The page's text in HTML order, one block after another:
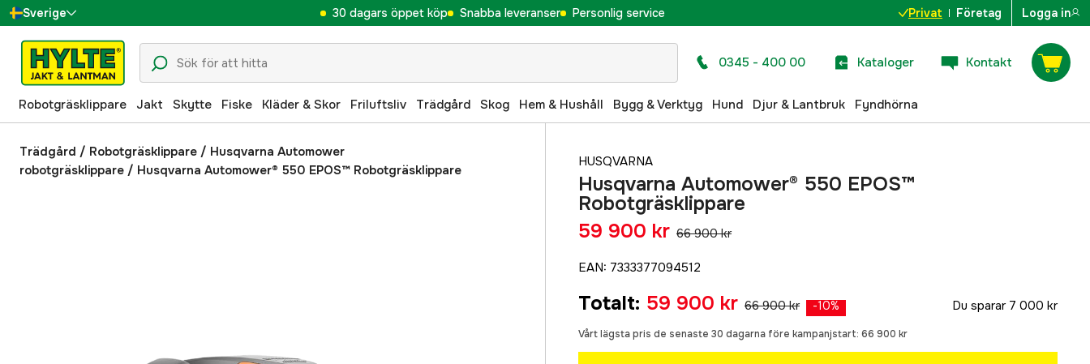
Sverige
Danmark
Suomi
Norge
Deutschland
30 dagars öppet köp Snabba leveranser Personlig service Privat Företag Logga in
0345 - 400 00 Kataloger Kontakt
Robotgräsklippare Jakt Skytte Fiske Kläder & Skor Friluftsliv Trädgård Skog Hem & Hushåll Bygg & Verktyg Hund Djur & Lantbruk Fyndhörna
Trädgård / Robotgräsklippare / Husqvarna Automower
robotgräsklippare / Husqvarna Automower® 550 EPOS™ Robotgräsklippare
HUSQVARNA
Husqvarna Automower® 550 EPOS™
Robotgräsklippare
59 900 kr 66 900 kr
EAN: 7333377094512
Totalt: 59 900 kr 66 900 kr -10% Du sparar 7 000 kr
Vårt lägsta pris de senaste 30 dagarna före kampanjstart: 66 900 kr